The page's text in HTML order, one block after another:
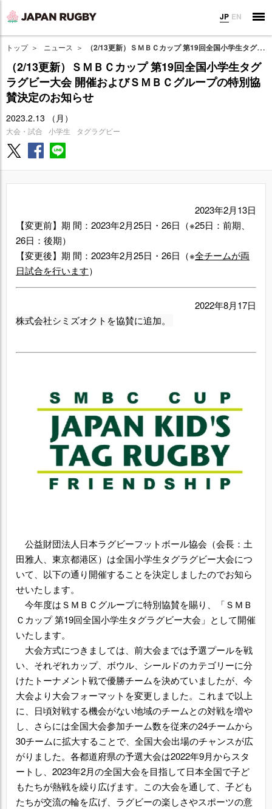
JP EN
トップ ニュース （2/13更新）ＳＭＢＣカップ 第19回全国小学生タグラグビー大会 開催およびＳＭＢＣグループの特別協賛決定のお知らせ
（2/13更新）ＳＭＢＣカップ 第19回全国小学生タグ
ラグビー大会 開催およびＳＭＢＣグループの特別協
賛決定のお知らせ
2023.2.13 （月）
大会・試合 小学生 タグラグビー
2023年2月13日
【変更前】期 間：2023年2月25日・26日（※25日：前期、
26日：後期）
【変更後】期 間：2023年2月25日・26日（※全チームが両
日試合を行います）
2022年8月17日
株式会社シミズオクトを協賛に追加。
公益財団法人日本ラグビーフットボール協会（会長：土
田雅人、東京都港区）は全国小学生タグラグビー大会につ
いて、以下の通り開催することを決定しましたのでお知ら
せいたします。
今年度はＳＭＢＣグループに特別協賛を賜り、「ＳＭＢ
Ｃカップ 第19回全国小学生タグラグビー大会」として開催
いたします。
大会方式につきましては、前大会までは予選プールを戦
い、それぞれカップ、ボウル、シールドのカテゴリーに分
けたトーナメント戦で優勝チームを決めていましたが、今
大会より大会フォーマットを変更しました。これまで以上
に、日頃対戦する機会がない地域のチームとの対戦を増や
し、さらには全国大会参加チーム数を従来の24チームから
30チームに拡大することで、全国大会出場のチャンスが広
がりました。各都道府県の予選大会は2022年9月からスタ
ートし、2023年2月の全国大会を目指して日本全国で子ど
もたちが熱戦を繰り広げます。この大会を通して、子ども
たちが交流の輪を広げ、ラグビーの楽しさやスポーツの意